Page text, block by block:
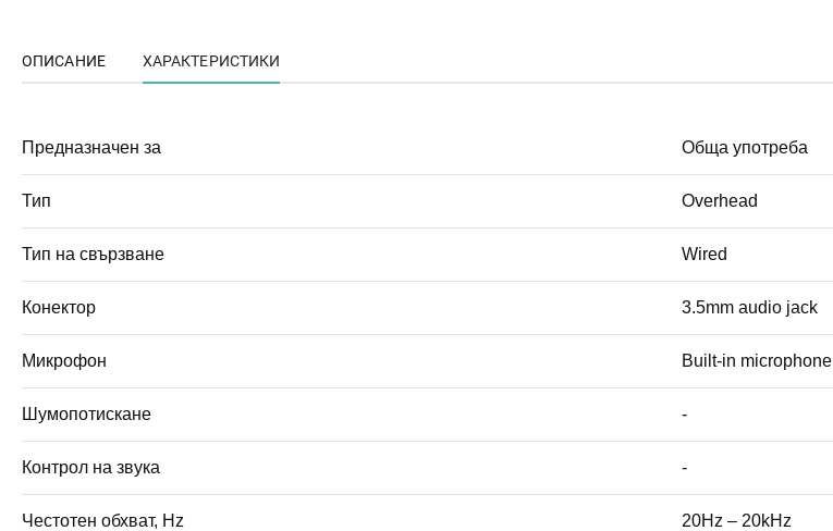
ОПИСАНИЕ ХАРАКТЕРИСТИКИ
Предназначен за Обща употреба
Тип Overhead
Тип на свързване Wired
Конектор 3.5mm audio jack
Микрофон Built-in microphone
Шумопотискане -
Контрол на звука -
Честотен обхват, Hz 20Hz – 20kHz